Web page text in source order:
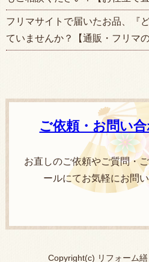
フリマサイトで届いたお品、『
ていませんか？【通販・フリマの
ご依頼・お問い
お直しのご依頼やご質問・
ールにてお気軽にお問
Copyright(c) リフォーム